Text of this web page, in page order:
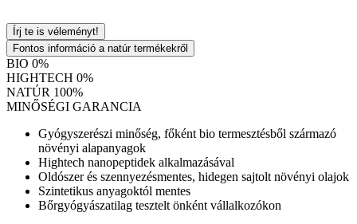
Írj te is véleményt!
Fontos információ a natúr termékekről
BIO 0%
HIGHTECH 0%
NATÚR 100%
MINŐSÉGI GARANCIA
Gyógyszerészi minőség, főként bio termesztésből származó
növényi alapanyagok
Hightech nanopeptidek alkalmazásával
Oldószer és szennyezésmentes, hidegen sajtolt növényi olajok
Szintetikus anyagoktól mentes
Bőrgyógyászatilag tesztelt önként vállalkozókon